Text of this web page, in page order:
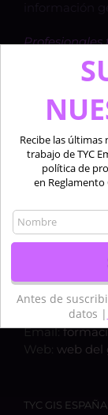
Profesionales
TYC GIS
Calle Bravo
28003,
Teléfono:+34
+34
Email:
Web: web del
TYC GIS
Recibe las últimas
trabajo de TYC
política de
en Reglamento
Antes de
datos |